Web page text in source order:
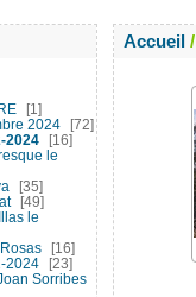
1
2024
72
2024
16
le
35
49
le
16
2024
23
Sorribes
Accueil/